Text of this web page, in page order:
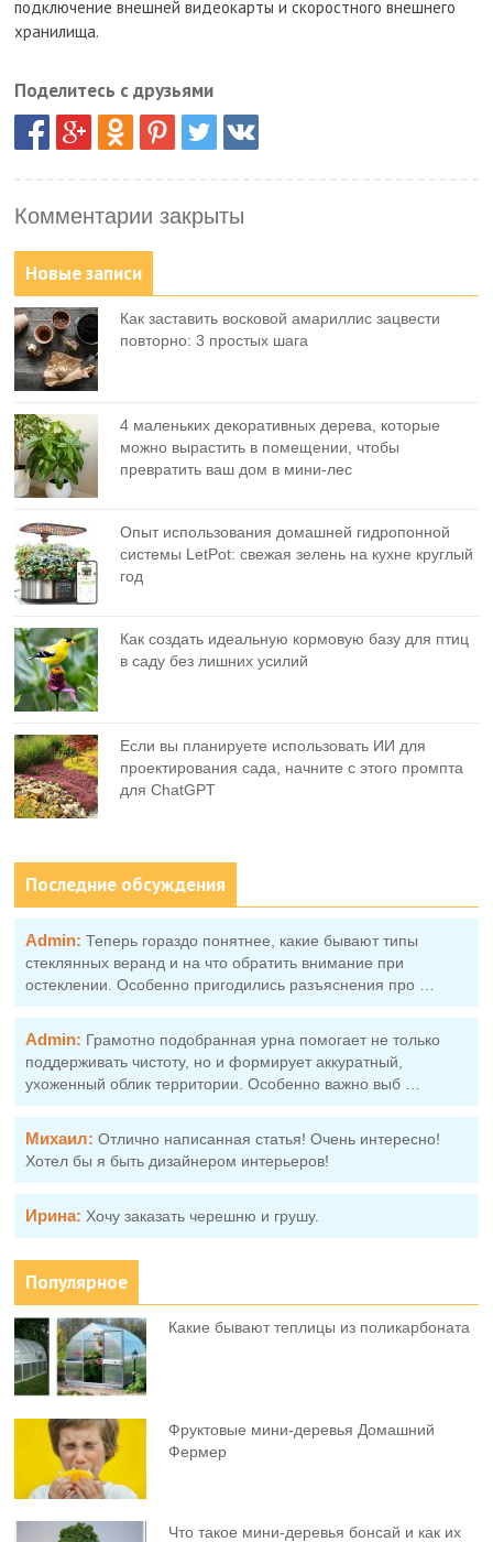
подключение внешней видеокарты и скоростного внешнего
хранилища.
Поделитесь с друзьями
Комментарии закрыты
Новые записи
Как заставить восковой амариллис зацвести
повторно: 3 простых шага
4 маленьких декоративных дерева, которые
можно вырастить в помещении, чтобы
превратить ваш дом в мини-лес
Опыт использования домашней гидропонной
системы LetPot: свежая зелень на кухне круглый
год
Как создать идеальную кормовую базу для птиц
в саду без лишних усилий
Если вы планируете использовать ИИ для
проектирования сада, начните с этого промпта
для ChatGPT
Последние обсуждения
Admin: Теперь гораздо понятнее, какие бывают типы
стеклянных веранд и на что обратить внимание при
остеклении. Особенно пригодились разъяснения про …
Admin: Грамотно подобранная урна помогает не только
поддерживать чистоту, но и формирует аккуратный,
ухоженный облик территории. Особенно важно выб …
Михаил: Отлично написанная статья! Очень интересно!
Хотел бы я быть дизайнером интерьеров!
Ирина: Хочу заказать черешню и грушу.
Популярное
Какие бывают теплицы из поликарбоната
Фруктовыe мини-деревья Домашний
Фермер
Что такое мини-деревья бонсай и как их